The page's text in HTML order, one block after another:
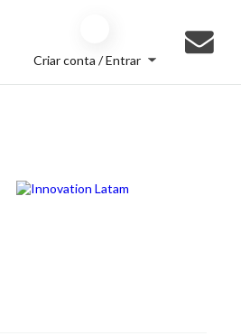
Criar conta / Entrar